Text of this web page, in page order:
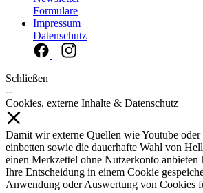
Formulare
Impressum
Datenschutz
Schließen
--
Cookies, externe Inhalte & Datenschutz
Damit wir externe Quellen wie Youtube
einbetten sowie die dauerhafte Wahl von
einen Merkzettel ohne Nutzerkonto anbieten
Ihre Entscheidung in einem Cookie
Anwendung oder Auswertung von Cookies